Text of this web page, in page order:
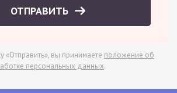
ОТПРАВИТЬ
«Отправить», вы принимаете положение об
персональных данных.